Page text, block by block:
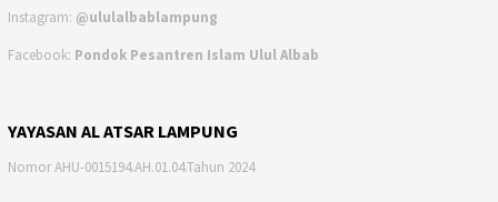
Instagram: @ululalbablampung
Facebook: Pondok Pesantren Islam Ulul Albab
YAYASAN AL ATSAR LAMPUNG
Nomor AHU-0015194.AH.01.04.Tahun 2024